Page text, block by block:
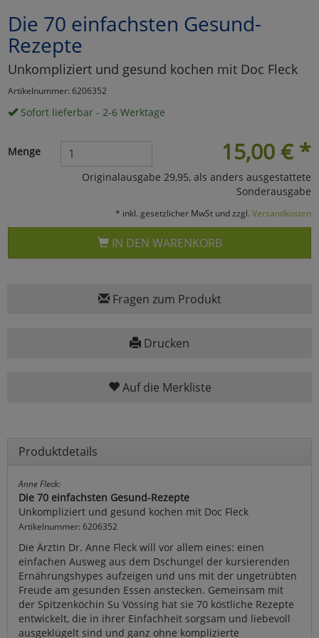
Die 70 einfachsten Gesund-
Rezepte
Unkompliziert und gesund kochen mit Doc Fleck
Artikelnummer: 6206352
Sofort lieferbar - 2-6 Werktage
15,00 € *
Menge
Originalausgabe 29,95, als anders ausgestattete
Sonderausgabe
* inkl. gesetzlicher MwSt und zzgl. Versandkosten
IN DEN WARENKORB
Fragen zum Produkt
Drucken
Auf die Merkliste
Produktdetails
Anne Fleck:
Die 70 einfachsten Gesund-Rezepte
Unkompliziert und gesund kochen mit Doc Fleck
Artikelnummer: 6206352
Die Ärztin Dr. Anne Fleck will vor allem eines: einen
einfachen Ausweg aus dem Dschungel der kursierenden
Ernährungshypes aufzeigen und uns mit der ungetrübten
Freude am gesunden Essen anstecken. Gemeinsam mit
der Spitzenköchin Su Vössing hat sie 70 köstliche Rezepte
entwickelt, die in ihrer Einfachheit sorgsam und liebevoll
ausgeklügelt sind und ganz ohne komplizierte
Marketing
Umfragetools
Cookies
Alle Akzeptieren
Einstellungen speichern
zurückzu Haupptseite